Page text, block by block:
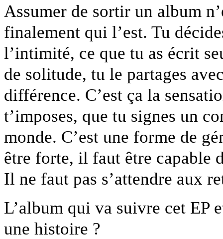
Assumer de sortir un album
finalement qui l’est. Tu
l’intimité, ce que tu as écrit
de solitude, tu le partages
différence. C’est ça la
t’imposes, que tu signes un
monde. C’est une forme de
être forte, il faut être capable
Il ne faut pas s’attendre aux
L’album qui va suivre cet EP
une histoire ?